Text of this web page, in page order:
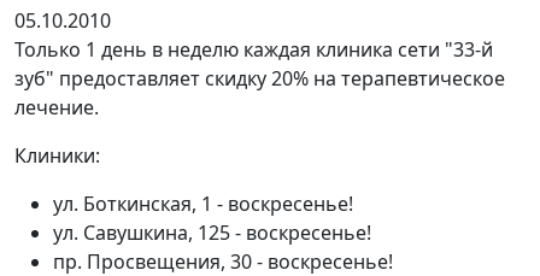
05.10.2010
Только 1 день в неделю каждая клиника сети "33-й
зуб" предоставляет скидку 20% на терапевтическое
лечение.
Клиники:
ул. Боткинская, 1 - воскресенье!
ул. Савушкина, 125 - воскресенье!
пр. Просвещения, 30 - воскресенье!